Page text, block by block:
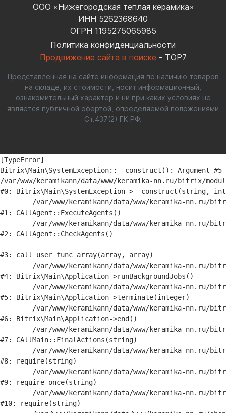
ООО «Нижегородская теплая керамика»
ИНН 5262368640
ОГРН 1195275065985
Политика конфиденциальности
Продвижение сайта в поиске - TOP7
Представленная на сайте информация по наличию товаров
на складе, их стоимости, носит информационный,
ознакомительный характер и ни при каких условиях не
является публичной офертой, определяемой положениями
Ст.437(2) ГК РФ.
[TypeError]
Bitrix\Main\SystemException::__construct(): Argument
/var/www/keramikann/data/www/keramika-nn.ru/bitrix/
#0: Bitrix\Main\SystemException->__construct(string,
#1: CAllAgent::ExecuteAgents()
#2: CAllAgent::CheckAgents()
#3: call_user_func_array(array, array)
#4: Bitrix\Main\Application->runBackgroundJobs()
#5: Bitrix\Main\Application->terminate(integer)
#6: Bitrix\Main\Application->end()
#7: CAllMain::FinalActions(string)
#8: require(string)
#9: require_once(string)
#10: require(string)